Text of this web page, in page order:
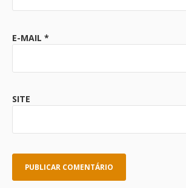
E-MAIL *
SITE